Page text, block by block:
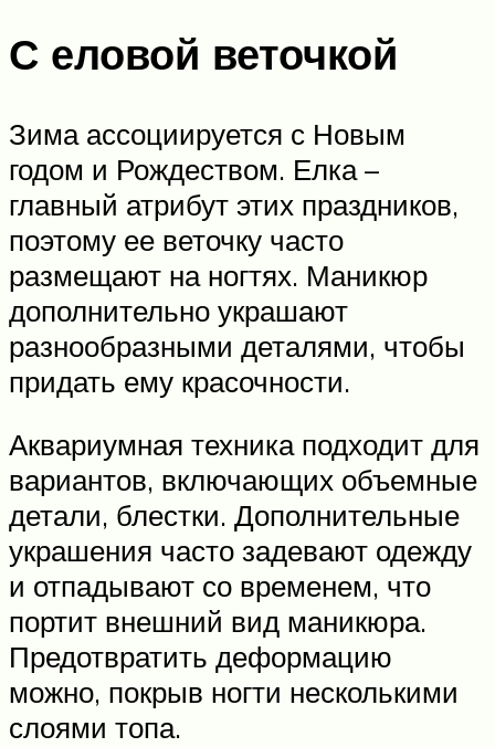
С еловой веточкой
Зима ассоциируется с Новым
годом и Рождеством. Елка –
главный атрибут этих праздников,
поэтому ее веточку часто
размещают на ногтях. Маникюр
дополнительно украшают
разнообразными деталями, чтобы
придать ему красочности.
Аквариумная техника подходит для
вариантов, включающих объемные
детали, блестки. Дополнительные
украшения часто задевают одежду
и отпадывают со временем, что
портит внешний вид маникюра.
Предотвратить деформацию
можно, покрыв ногти несколькими
слоями топа.